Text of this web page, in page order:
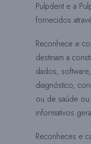
Pulpdent e a
fornecidos
Reconhece e
destinam a
dados,
diagnóstico,
ou de saúde ou
informativos
Reconheces e